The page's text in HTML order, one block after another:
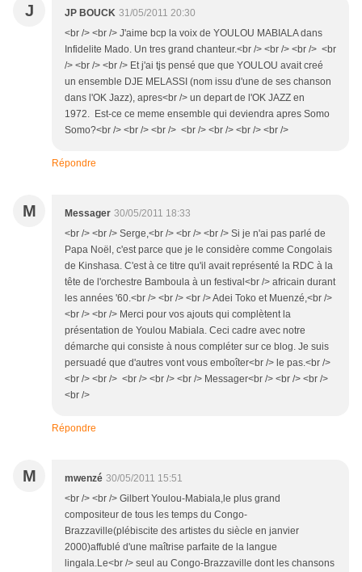
J JP BOUCK 31/05/2011 20:30
<br /> <br /> J'aime bcp la voix de YOULOU MABIALA dans
Infidelite Mado. Un tres grand chanteur.<br /> <br /> <br /> <br
/> <br /> <br /> Et j'ai tjs pensé que que YOULOU avait creé
un ensemble DJE MELASSI (nom issu d'une de ses chanson
dans l'OK Jazz), apres<br /> un depart de l'OK JAZZ en
1972. Est-ce ce meme ensemble qui deviendra apres Somo
Somo?<br /> <br /> <br /> <br /> <br /> <br /> <br />
Répondre
M Messager 30/05/2011 18:33
<br /> <br /> Serge,<br /> <br /> <br /> Si je n'ai pas parlé de
Papa Noël, c'est parce que je le considère comme Congolais
de Kinshasa. C'est à ce titre qu'il avait représenté la RDC à la
tête de l'orchestre Bamboula à un festival<br /> africain durant
les années '60.<br /> <br /> <br /> Adei Toko et Muenzé,<br />
<br /> <br /> Merci pour vos ajouts qui complètent la
présentation de Youlou Mabiala. Ceci cadre avec notre
démarche qui consiste à nous compléter sur ce blog. Je suis
persuadé que d'autres vont vous emboîter<br /> le pas.<br />
<br /> <br /> <br /> <br /> <br /> Messager<br /> <br /> <br />
<br />
Répondre
M mwenzé 30/05/2011 15:51
<br /> <br /> Gilbert Youlou-Mabiala,le plus grand
compositeur de tous les temps du Congo-
Brazzaville(plébiscite des artistes du siècle en janvier
2000)affublé d'une maîtrise parfaite de la langue
lingala.Le<br /> seul au Congo-Brazzaville dont les chansons